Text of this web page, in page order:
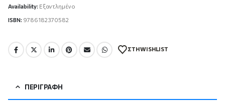
Availability: Εξαντλημένο
ISBN: 9786182370582
ΣΤΗ WISHLIST
ΠΕΡΙΓΡΑΦΉ